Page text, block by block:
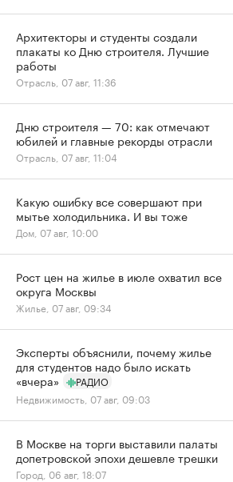
Архитекторы и студенты создали
плакаты ко Дню строителя. Лучшие
работы
Отрасль, 07 авг, 11:36
Дню строителя — 70: как отмечают
юбилей и главные рекорды отрасли
Отрасль, 07 авг, 11:04
Какую ошибку все совершают при
мытье холодильника. И вы тоже
Дом, 07 авг, 10:00
Рост цен на жилье в июле охватил все
округа Москвы
Жилье, 07 авг, 09:34
Эксперты объяснили, почему жилье
для студентов надо было искать
«вчера»
РАДИО
Недвижимость, 07 авг, 09:03
В Москве на торги выставили палаты
допетровской эпохи дешевле трешки
Город, 06 авг, 18:07